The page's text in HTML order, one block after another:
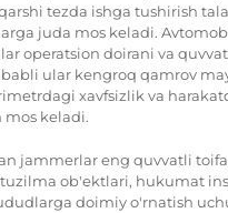
tezda ishga tushirish
juda mos keladi.
operatsion doirani va
ular kengroq qamrov
xavfsizlik va
keladi.
jammerlar eng quvvatli
ob'ektlari, hukumat
doimiy o'rnatish